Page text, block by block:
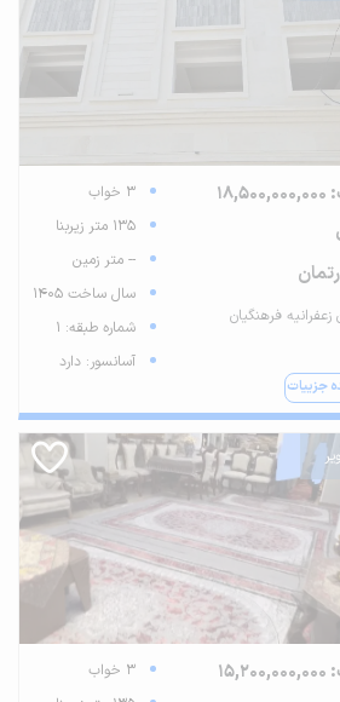
قیمت: 18,500,000,000
زعفرانیه فرهنگیان
جزییات
3 خواب
135 متر زیربنا
-- متر زمین
سال ساخت 1405
شماره طبقه: 1
آسانسور: دارد
قیمت: 15,200,000,000
3 خواب